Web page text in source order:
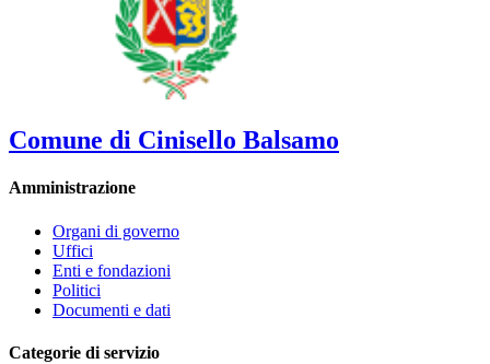
Comune di Cinisello Balsamo
Amministrazione
Organi di governo
Uffici
Enti e fondazioni
Politici
Documenti e dati
Categorie di servizio